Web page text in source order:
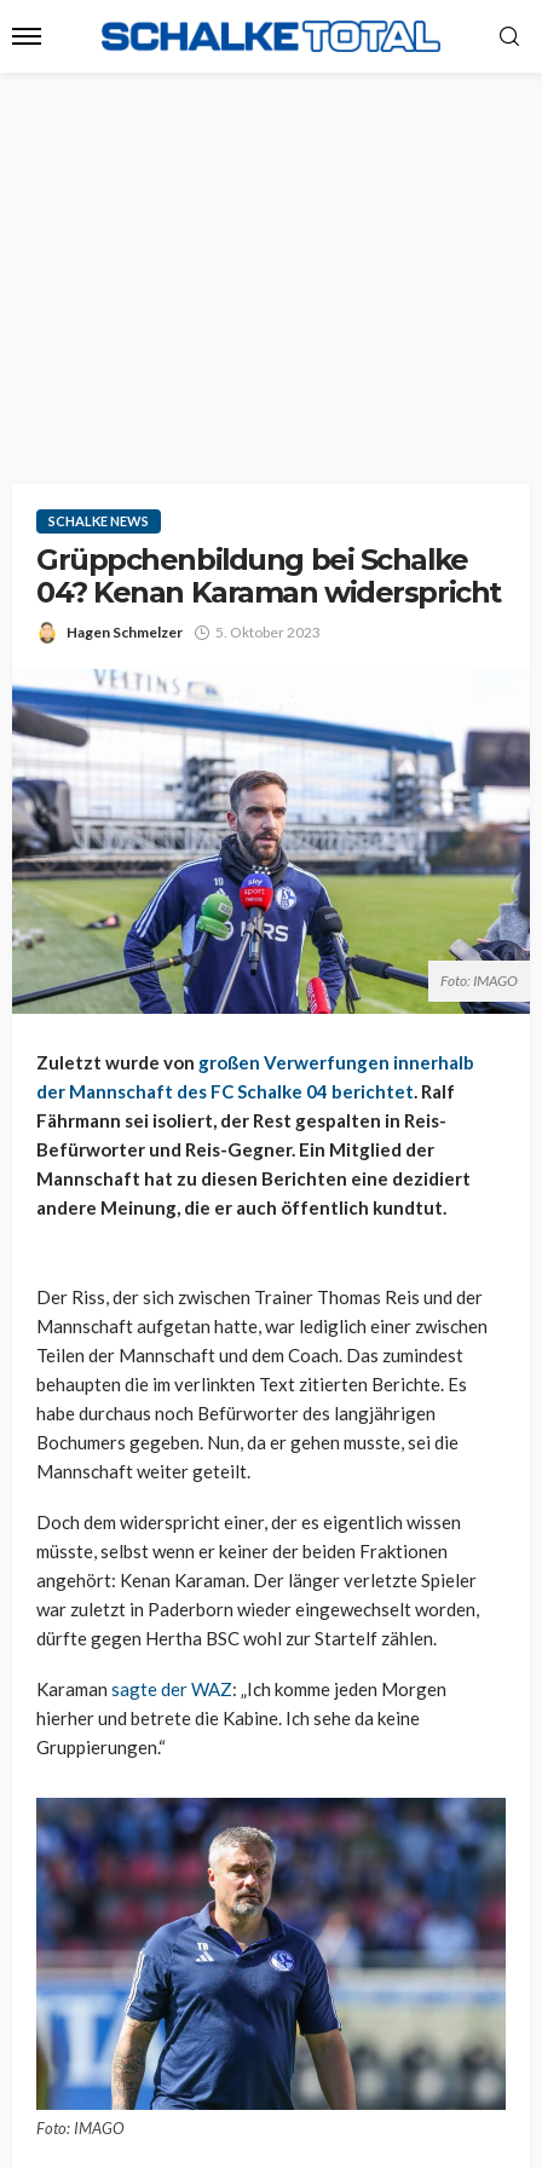
SCHALKE NEWS
Grüppchenbildung bei Schalke
04? Kenan Karaman widerspricht
Hagen Schmelzer 5. Oktober 2023
Foto: IMAGO
Zuletzt wurde von großen Verwerfungen innerhalb
der Mannschaft des FC Schalke 04 berichtet. Ralf
Fährmann sei isoliert, der Rest gespalten in Reis-
Befürworter und Reis-Gegner. Ein Mitglied der
Mannschaft hat zu diesen Berichten eine dezidiert
andere Meinung, die er auch öffentlich kundtut.
Der Riss, der sich zwischen Trainer Thomas Reis und der
Mannschaft aufgetan hatte, war lediglich einer zwischen
Teilen der Mannschaft und dem Coach. Das zumindest
behaupten die im verlinkten Text zitierten Berichte. Es
habe durchaus noch Befürworter des langjährigen
Bochumers gegeben. Nun, da er gehen musste, sei die
Mannschaft weiter geteilt.
Doch dem widerspricht einer, der es eigentlich wissen
müsste, selbst wenn er keiner der beiden Fraktionen
angehört: Kenan Karaman. Der länger verletzte Spieler
war zuletzt in Paderborn wieder eingewechselt worden,
dürfte gegen Hertha BSC wohl zur Startelf zählen.
Karaman sagte der WAZ: „Ich komme jeden Morgen
hierher und betrete die Kabine. Ich sehe da keine
Gruppierungen.“
Foto: IMAGO